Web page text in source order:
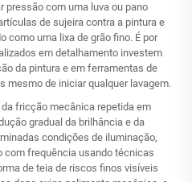
pressão com uma luva ou pano
de sujeira contra a pintura e
como uma lixa de grão fino. É por
em detalhamento investem
da pintura e em ferramentas de
mesmo de iniciar qualquer lavagem.
fricção mecânica repetida em
gradual da brilhância e da
condições de iluminação,
com frequência usando técnicas
de teia de riscos finos visíveis